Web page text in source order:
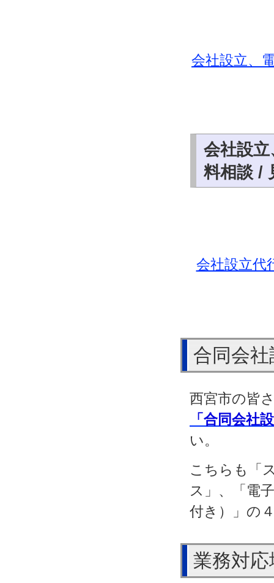
会社設立、
会社設
料相談 /
会社設立代
合同会社
西宮市の皆
「合同会社
い。
こちらも「
ス」、「電
付き）」の
業務対